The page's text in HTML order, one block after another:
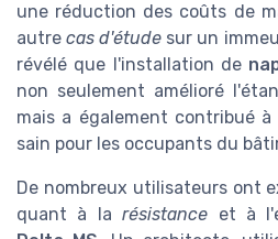
une réduction des coûts de
autrecas d'étude sur un
révélé que l'installation de
non seulement amélioré
mais a également contribué
sain pour les occupants du
De nombreux utilisateurs ont
quant à larésistance et à